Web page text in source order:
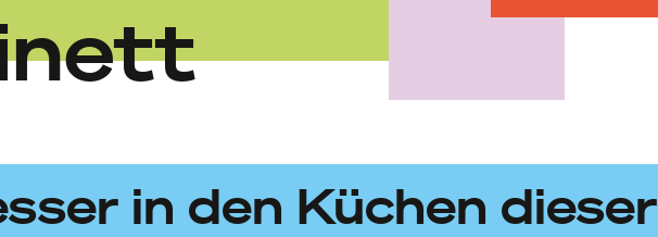
in den Küchen dieser